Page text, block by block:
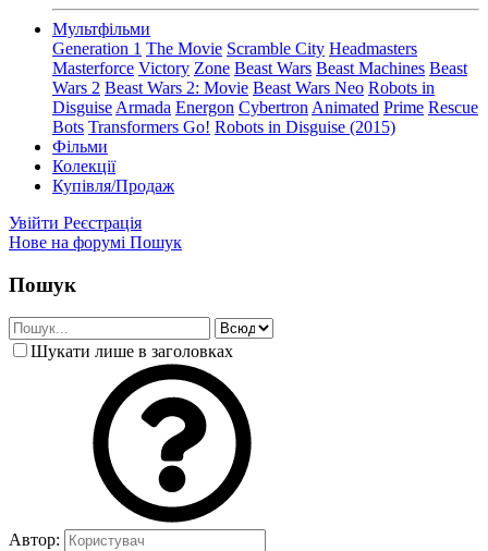
Мультфільми
Generation 1 The Movie Scramble City Headmasters
Masterforce Victory Zone Beast Wars Beast Machines Beast
Wars 2 Beast Wars 2: Movie Beast Wars Neo Robots in
Disguise Armada Energon Cybertron Animated Prime Rescue
Bots Transformers Go! Robots in Disguise (2015)
Фільми
Колекції
Купівля/Продаж
Увійти Реєстрація
Нове на форумі Пошук
Пошук
Шукати лише в заголовках
Автор: